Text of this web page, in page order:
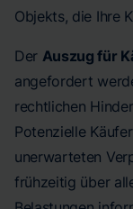
Objekts, die Ihre
Der Auszug für
angefordert
rechtlichen
Potenzielle
unerwarteten
frühzeitig über